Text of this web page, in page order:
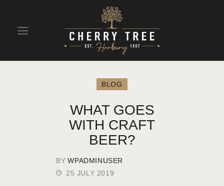
EVENTS
BLOG
WHAT GOES
WITH CRAFT
BEER?
BY WPADMINUSER
25 JULY 2019